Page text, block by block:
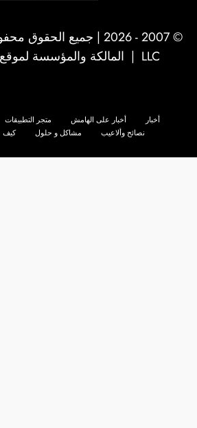
© 2007 - 2026 | جميع الحقوق محفوظة لشركة
LLC | المالكة والمؤسسة
أخبار أخبار على الهامش متجر التطبيقات
نصائح وألاعيب
مشاكل و حلول كيف